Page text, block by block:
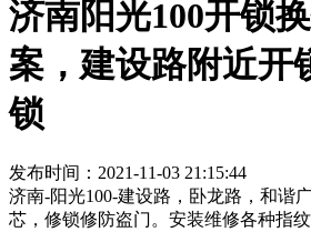
济南阳光100开锁
案，建设路附近开
锁
发布时间：2021-11-03 21:15:44
济南-阳光100-建设路，卧龙路，和谐
芯，修锁修防盗门。安装维修各种指